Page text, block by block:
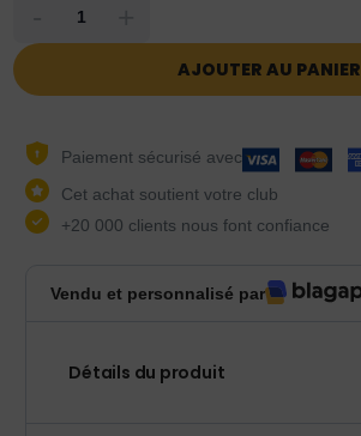
AJOUTER AU PANIER
Paiement sécurisé avec
Cet achat soutient votre club
+20 000 clients nous font confiance
Vendu et personnalisé par
Détails du produit